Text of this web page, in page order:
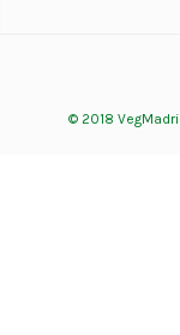
© 2018